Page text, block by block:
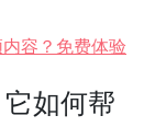
容？免费体验
如何帮